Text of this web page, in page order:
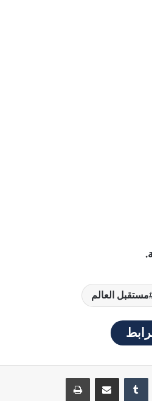
مستقبل العالم
‏Tumblr مشاركة عبر البريد طباعة